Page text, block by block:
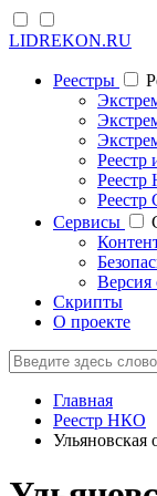
LIDREKON.RU
Реестры
Реестр
Cервисы
Версия
Скрипты
О проекте
Главная
Реестр НКО
Ульяновская